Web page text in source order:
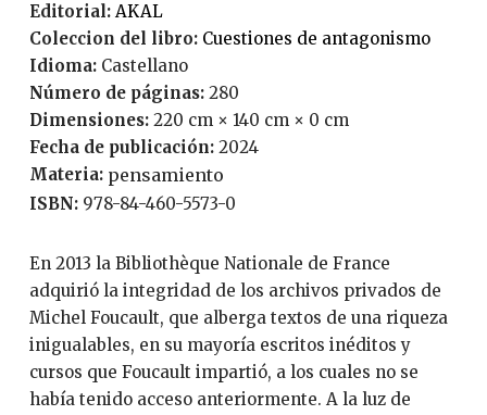
Editorial:
AKAL
Coleccion del libro:
Cuestiones de antagonismo
Idioma:
Castellano
Número de páginas:
280
Dimensiones: 220 cm × 140 cm × 0 cm
Fecha de publicación:
2024
Materia: pensamiento
ISBN: 978-84-460-5573-0
En 2013 la Bibliothèque Nationale de France
adquirió la integridad de los archivos privados de
Michel Foucault, que alberga textos de una riqueza
inigualables, en su mayoría escritos inéditos y
cursos que Foucault impartió, a los cuales no se
había tenido acceso anteriormente. A la luz de